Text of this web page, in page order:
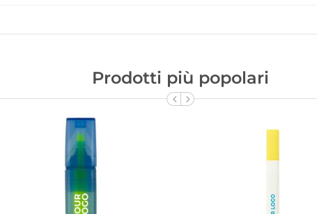
Prodotti più popolari